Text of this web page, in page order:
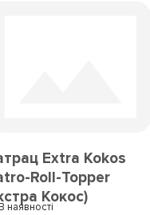
Extra Kokos
Roll-Topper
Кокос)
В наявності